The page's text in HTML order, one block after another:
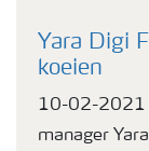
Yara Digi
koeien
10-02-2021
manager